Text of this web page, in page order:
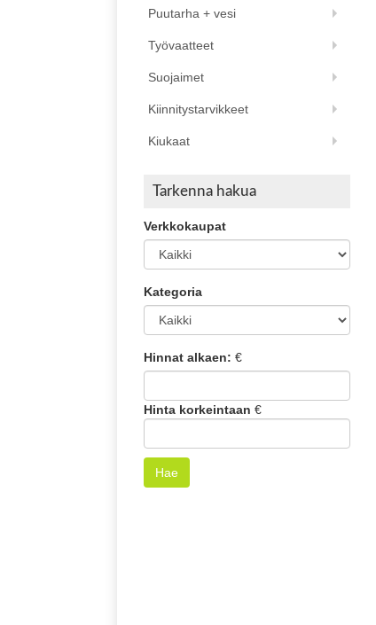
Puutarha + vesi
Työvaatteet
Suojaimet
Kiinnitystarvikkeet
Kiukaat
Tarkenna hakua
Verkkokaupat
Kategoria
Hinnat alkaen: €
Hinta korkeintaan €
Hae